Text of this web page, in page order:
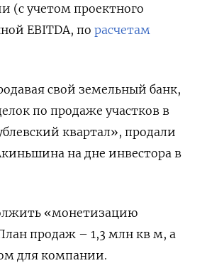
(с учетом проектного
EBITDA, по расчетам
свой земельный банк,
по продаже участков в
квартал», продали
на дне инвестора в
«монетизацию
продаж – 1,3 млн кв м, а
для компании.